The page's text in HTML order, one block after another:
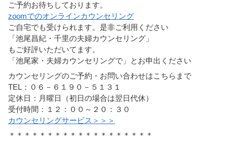
ご予約お待ちしております。
zoomでのオンラインカウンセリング
ご自宅でも受けられます。是非ご利用ください
「池尾昌紀・千里の夫婦カウンセリング 」
もご好評いただいてます。
「池尾家・夫婦カウンセリングで」とお申出ください
カウンセリングのご予約・お問い合わせはこちらまで
TEL：０６－６１９０－５１３１
定休日：月曜日（初日の場合は翌日代休）
受付時間：１２：００～２０：３０
カウンセリングサービス＞＞＞
＊＊＊＊＊＊＊＊＊＊＊＊＊＊＊＊＊＊＊